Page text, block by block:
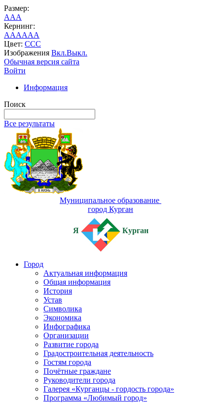
Размер:
AAA
Кернинг:
AAAAAA
Цвет: CCC
Изображения Вкл.Выкл.
Обычная версия сайта
Войти
Информация
Поиск
Все результаты
Муниципальное образование
город Курган
Я Курган
Город
Актуальная информация
Общая информация
История
Устав
Символика
Экономика
Инфографика
Организации
Развитие города
Градостроительная деятельность
Гостям города
Почётные граждане
Руководители города
Галерея «Курганцы - гордость города»
Программа «Любимый город»